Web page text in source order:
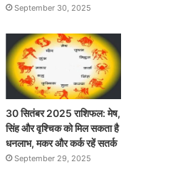
September 30, 2025
30 सितंबर 2025 राशिफल: मेष,
सिंह और वृश्चिक को मिल सकता है
धनलाभ, मकर और कर्क रहें सतर्क
September 29, 2025